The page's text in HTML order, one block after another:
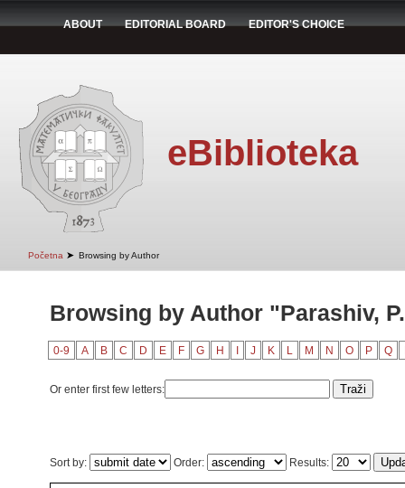
ABOUT EDITORIAL BOARD EDITOR'S CHOICE
eBiblioteka
Početna ➤ Browsing by Author
Browsing by Author "Parashiv,
0-9 A B C D E F G H J K L M N O P Q
Or enter first few letters:
Sort by: Order: Results: